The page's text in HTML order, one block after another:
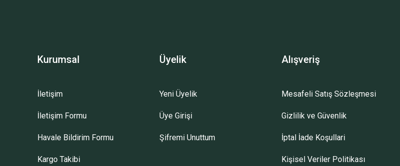
Kurumsal
İletişim
İletişim Formu
Havale Bildirim Formu
Kargo Takibi
Üyelik
Yeni Üyelik
Üye Girişi
Şifremi Unuttum
Alışveriş
Mesafeli Satış Sözleşmesi
Gizlilik ve Güvenlik
İptal İade Koşullari
Kişisel Veriler Politikası